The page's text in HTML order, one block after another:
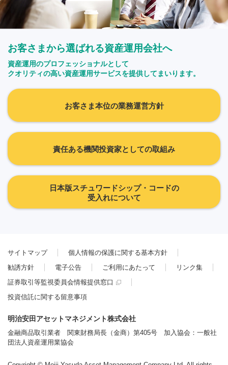
お客さまから選ばれる資産運用会社へ
資産運用のプロフェッショナルとして
クオリティの高い資産運用サービスを提供してまいります。
お客さま本位の業務運営方針
責任ある機関投資家としての取組み
日本版スチュワードシップ・コードの
受入れについて
サイトマップ
個人情報の保護に関する基本方針
勧誘方針
電子公告 ご利用にあたって
リンク集
証券取引等監視委員会情報提供窓口
投資信託に関する留意事項
明治安田アセットマネジメント株式会社
金融商品取引業者 関東財務局長（金商）第405号 加入協会：一般社
団法人資産運用業協会